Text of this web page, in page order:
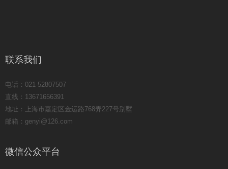
联系我们
电话：021-52807507
直线：13671656391
地址：上海市嘉定区金运路768弄227号别墅
邮箱：genyi@126.com
微信公众平台